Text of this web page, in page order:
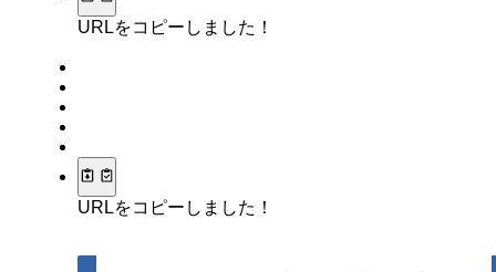
URLをコピーしました！
URLをコピーしました！